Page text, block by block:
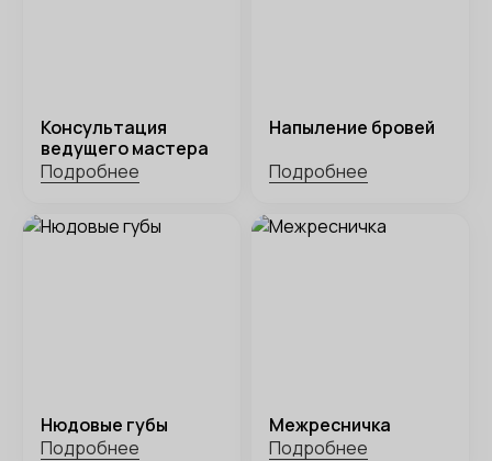
Консультация
ведущего мастера
Подробнее
Напыление бровей
Подробнее
Нюдовые губы
Подробнее
Межресничка
Подробнее